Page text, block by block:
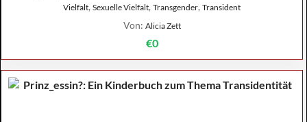
Vielfalt, Sexuelle Vielfalt, Transgender, Transident
Von: Alicia Zett
€0